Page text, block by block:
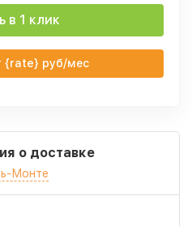
в 1 клик
{rate} руб/мес
о доставке
Монте